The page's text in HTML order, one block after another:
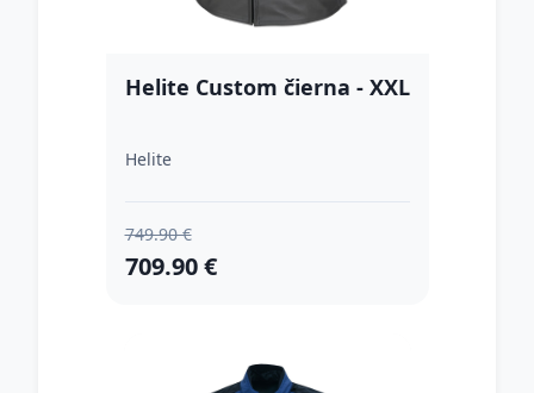
Helite Custom čierna - XXL
Helite
749.90 €
709.90 €